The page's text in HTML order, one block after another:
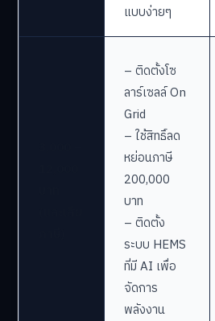
แบบง่ายๆ
– ติดตั้งโซ
ลาร์เซลล์ On
Grid
– ใช้สิทธิ์ลด
หย่อนภาษี
200,000
บาท
– ติดตั้ง
ระบบ HEMS
ที่มี AI เพื่อ
จัดการ
พลังงาน